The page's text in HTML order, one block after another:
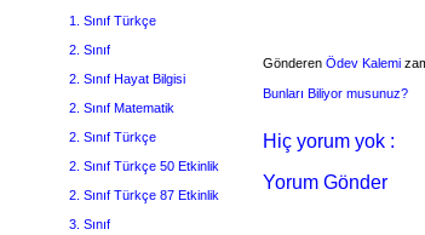
Gönderen Ödev Kalemi
Bunları Biliyor musunuz?
Hiç yorum yok :
Yorum Gönder
1. Sınıf Türkçe
2. Sınıf
2. Sınıf Hayat Bilgisi
2. Sınıf Matematik
2. Sınıf Türkçe
2. Sınıf Türkçe 50 Etkinlik
2. Sınıf Türkçe 87 Etkinlik
3. Sınıf